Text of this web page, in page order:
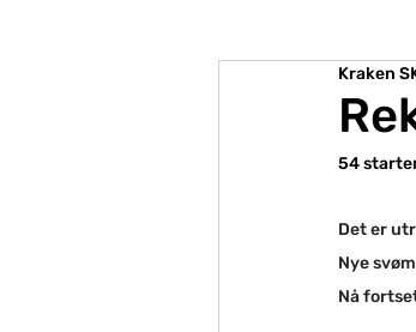
Kraken
54
Det er
Nye
Nå